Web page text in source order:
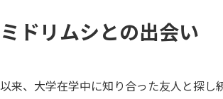
ミドリムシとの出会い
以来、大学在学中に知り合った友人と探し